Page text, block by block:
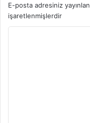
E-posta adresiniz
işaretlenmişlerdir